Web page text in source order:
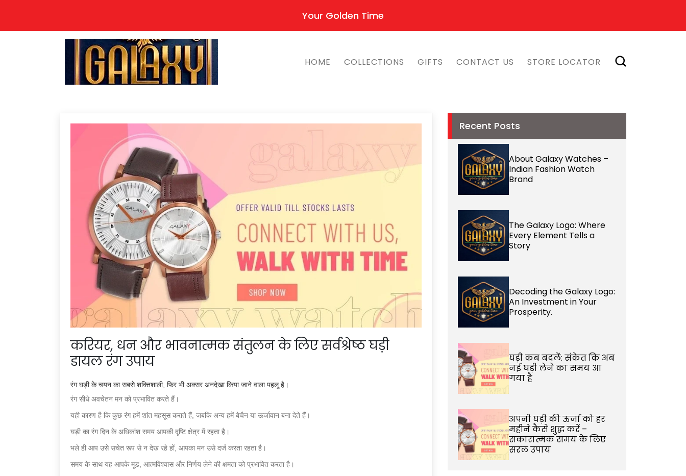
Your Golden Time
HOME COLLECTIONS GIFTS CONTACT US STORE LOCATOR
करियर, धन और भावनात्मक संतुलन के लिए सर्वश्रेष्ठ घड़ी
डायल रंग उपाय
रंग घड़ी के चयन का सबसे शक्तिशाली, फिर भी अक्सर अनदेखा किया जाने वाला पहलू है।
रंग सीधे अवचेतन मन को प्रभावित करते हैं।
यही कारण है कि कुछ रंग हमें शांत महसूस कराते हैं, जबकि अन्य हमें बेचैन या ऊर्जावान बना देते हैं।
घड़ी का रंग दिन के अधिकांश समय आपकी दृष्टि क्षेत्र में रहता है।
भले ही आप उसे सचेत रूप से न देख रहे हों, आपका मन उसे दर्ज करता रहता है।
समय के साथ यह आपके मूड, आत्मविश्वास और निर्णय लेने की क्षमता को प्रभावित करता है।
Recent Posts
About Galaxy Watches –
Indian Fashion Watch
Brand
The Galaxy Logo: Where
Every Element Tells a
Story
Decoding the Galaxy Logo:
An Investment in Your
Prosperity.
घड़ी कब बदलें: संकेत कि अब
नई घड़ी लेने का समय आ
गया है
अपनी घड़ी की ऊर्जा को हर
महीने कैसे शुद्ध करें –
सकारात्मक समय के लिए
सरल उपाय